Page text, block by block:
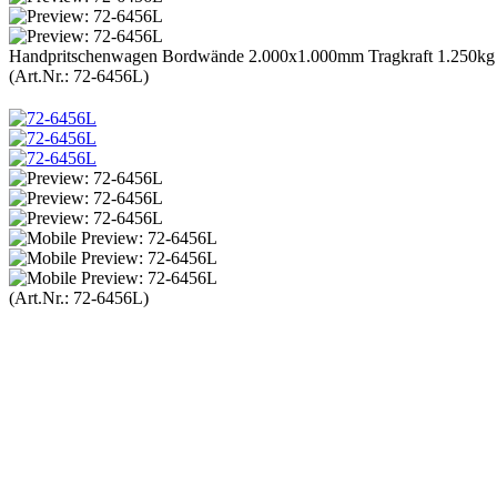
Handpritschenwagen Bordwände 2.000x1.000mm Tragkraft
(Art.Nr.: 72-6456L)
(Art.Nr.: 72-6456L)